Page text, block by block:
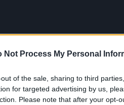
Not Process My Personal
of the sale, sharing to third
for targeted advertising by us,
Please note that after your opt-